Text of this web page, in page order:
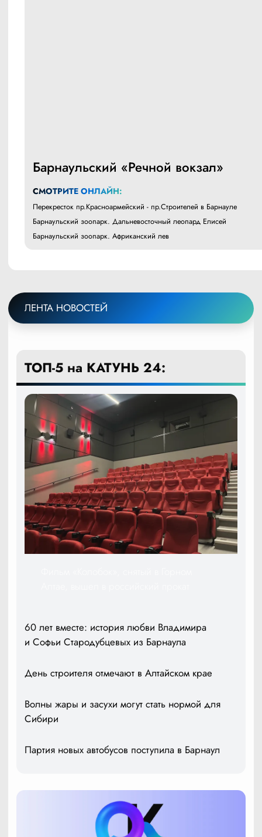
Барнаульский «Речной вокзал»
СМОТРИТЕ ОНЛАЙН:
Перекресток пр.Красноармейский - пр.Строителей в Барнауле
Барнаульский зоопарк. Дальневосточный леопард Елисей
Барнаульский зоопарк. Африканский лев
ЛЕНТА НОВОСТЕЙ
ТОП-5 на КАТУНЬ 24:
60 лет вместе: история любви Владимира
и Софьи Стародубцевых из Барнаула
День строителя отмечают в Алтайском крае
Волны жары и засухи могут стать нормой для
Сибири
Партия новых автобусов поступила в Барнаул